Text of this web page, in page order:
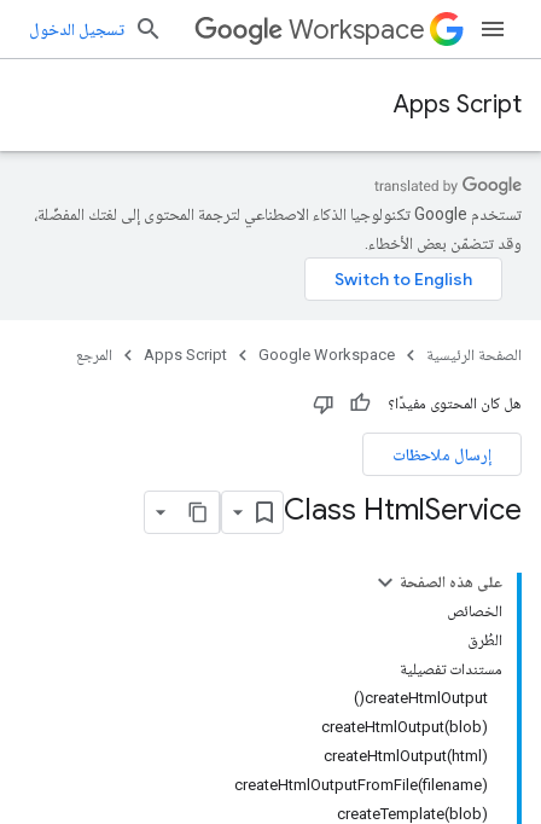
Workspace تسجيل الدخول
Apps Script
تستخدم Google تكنولوجيا الذكاء الاصطناعي لترجمة المحتوى إلى لغتك المفضّلة،
وقد تتضمّن بعض الأخطاء.
الصفحة الرئيسية Google Workspace
Apps Script المرجع
هل كان المحتوى مفيدًا؟
إرسال ملاحظات
Class HtmlService
على هذه الصفحة
الخصائص
الطُرق
مستندات تفصيلية
createHtmlOutput()
createHtmlOutput(blob)
createHtmlOutput(html)
createHtmlOutputFromFile(filename)
createTemplate(blob)